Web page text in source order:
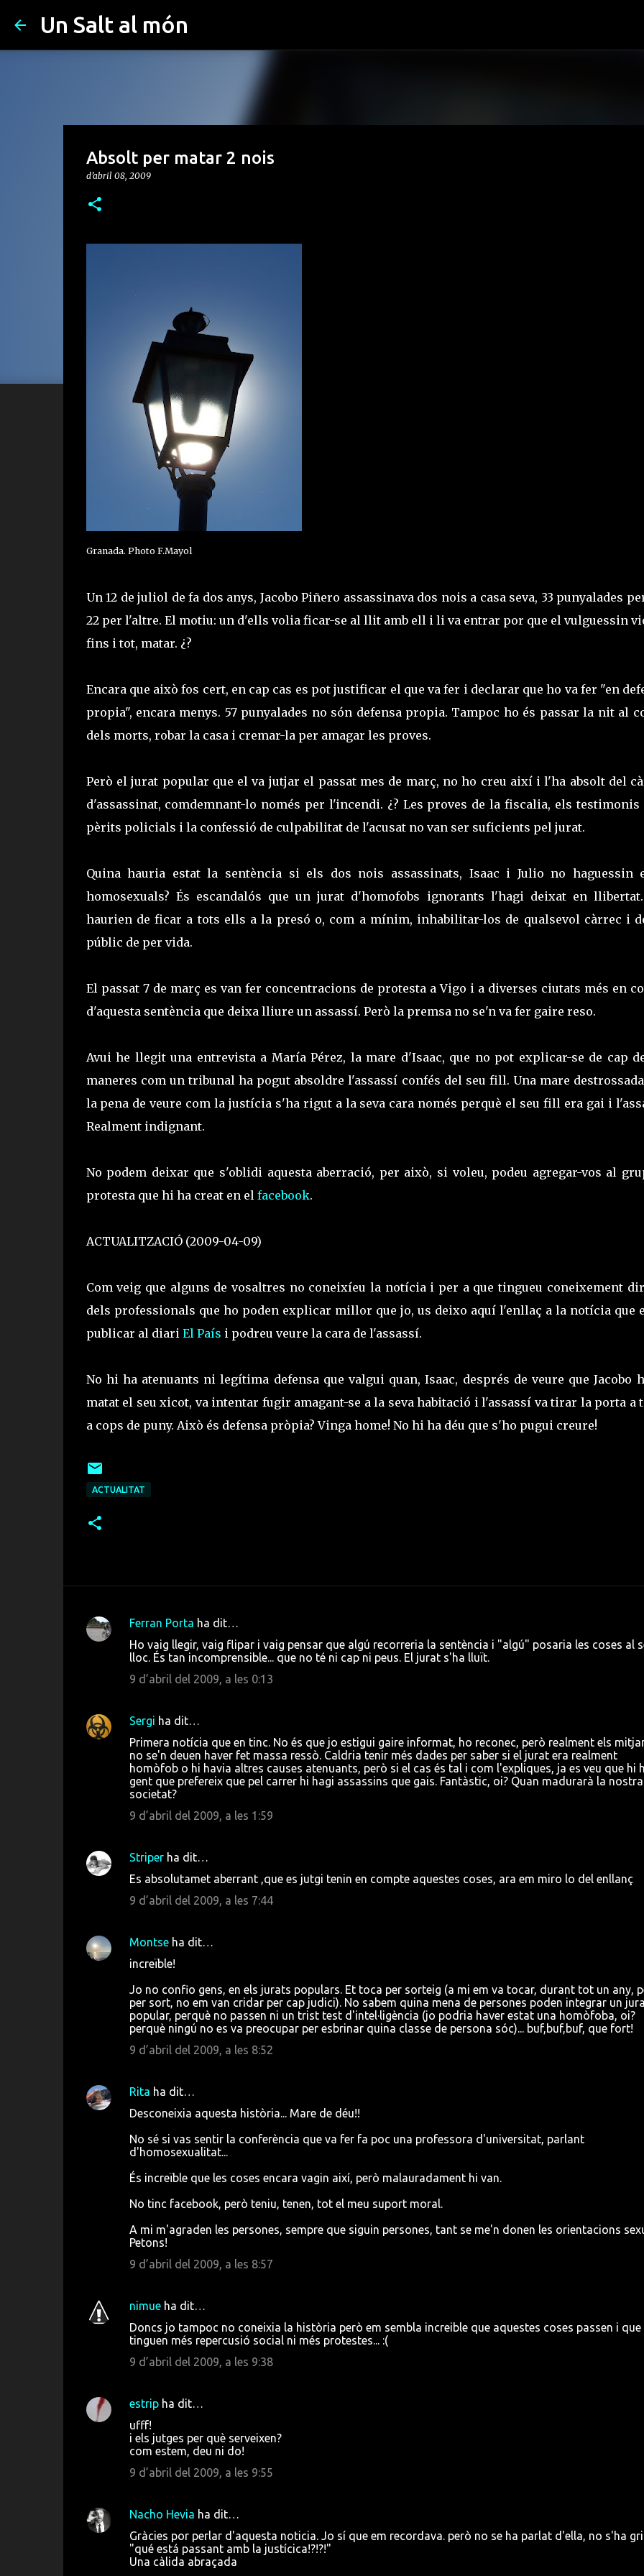
Un Salt al món
Absolt per matar 2 nois
d’abril 08, 2009
Granada. Photo F.Mayol
Un 12 de juliol de fa dos anys, Jacobo Piñero assassinava dos nois a casa seva, 33 punyalades
22 per l'altre. El motiu: un d'ells volia ficar-se al llit amb ell i li va entrar por que el vulguessin
fins i tot, matar. ¿?
Encara que això fos cert, en cap cas es pot justificar el que va fer i declarar que ho va fer "en
propia", encara menys. 57 punyalades no són defensa propia. Tampoc ho és passar la nit al
dels morts, robar la casa i cremar-la per amagar les proves.
Però el jurat popular que el va jutjar el passat mes de març, no ho creu així i l'ha absolt del
d'assassinat, comdemnant-lo només per l'incendi. ¿? Les proves de la fiscalia, els testimonis
pèrits policials i la confessió de culpabilitat de l'acusat no van ser suficients pel jurat.
Quina hauria estat la sentència si els dos nois assassinats, Isaac i Julio no haguessin
homosexuals? És escandalós que un jurat d'homofobs ignorants l'hagi deixat en
haurien de ficar a tots ells a la presó o, com a mínim, inhabilitar-los de qualsevol càrrec i
públic de per vida.
El passat 7 de març es van fer concentracions de protesta a Vigo i a diverses ciutats més en
d'aquesta sentència que deixa lliure un assassí. Però la premsa no se'n va fer gaire reso.
Avui he llegit una entrevista a María Pérez, la mare d'Isaac, que no pot explicar-se de cap
maneres com un tribunal ha pogut absoldre l'assassí confés del seu fill. Una mare
la pena de veure com la justícia s'ha rigut a la seva cara només perquè el seu fill era gai i
Realment indignant.
No podem deixar que s'oblidi aquesta aberració, per això, si voleu, podeu agregar-vos al
protesta que hi ha creat en el facebook.
ACTUALITZACIÓ (2009-04-09)
Com veig que alguns de vosaltres no coneixíeu la notícia i per a que tingueu coneixement
dels professionals que ho poden explicar millor que jo, us deixo aquí l'enllaç a la notícia que
publicar al diari El País i podreu veure la cara de l'assassí.
No hi ha atenuants ni legítima defensa que valgui quan, Isaac, després de veure que Jacobo
matat el seu xicot, va intentar fugir amagant-se a la seva habitació i l'assassí va tirar la porta a
a cops de puny. Això és defensa pròpia? Vinga home! No hi ha déu que s'ho pugui creure!
ACTUALITAT
C
n
t
Ferran Porta ha dit…
Ho vaig llegir, vaig flipar i vaig pensar que algú recorreria la sentència i "algú" posaria les coses al
lloc. És tan incomprensible... que no té ni cap ni peus. El jurat s'ha lluït.
9 d’abril del 2009, a les 0:13
Sergi ha dit…
Primera notícia que en tinc. No és que jo estigui gaire informat, ho reconec, però realment els
no se'n deuen haver fet massa ressò. Caldria tenir més dades per saber si el jurat era realment
homòfob o hi havia altres causes atenuants, però si el cas és tal i com l'expliques, ja es veu que hi
gent que prefereix que pel carrer hi hagi assassins que gais. Fantàstic, oi? Quan madurarà la nostra
societat?
9 d’abril del 2009, a les 1:59
Striperha dit…
Es absolutamet aberrant ,que es jutgi tenin en compte aquestes coses, ara em miro lo del enllanç
9 d’abril del 2009, a les 7:44
Montseha dit…
increïble!
Jo no confio gens, en els jurats populars. Et toca per sorteig (a mi em va tocar, durant tot un any,
per sort, no em van cridar per cap judici). No sabem quina mena de persones poden integrar un
popular, perquè no passen ni un trist test d'intel·ligència (jo podria haver estat una homòfoba, oi?
perquè ningú no es va preocupar per esbrinar quina classe de persona sóc)... buf,buf,buf, que fort!
9 d’abril del 2009, a les 8:52
Rita ha dit…
Desconeixia aquesta història... Mare de déu!!
No sé si vas sentir la conferència que va fer fa poc una professora d'universitat, parlant
d'homosexualitat...
És increïble que les coses encara vagin així, però malauradament hi van.
No tinc facebook, però teniu, tenen, tot el meu suport moral.
A mi m'agraden les persones, sempre que siguin persones, tant se me'n donen les orientacions
Petons!
9 d’abril del 2009, a les 8:57
nimueha dit…
Doncs jo tampoc no coneixia la història però em sembla increible que aquestes coses passen i que
tinguen més repercusió social ni més protestes... :(
9 d’abril del 2009, a les 9:38
estripha dit…
ufff!
i els jutges per què serveixen?
com estem, deu ni do!
9 d’abril del 2009, a les 9:55
Nacho Hevia ha dit…
Gràcies por perlar d'aquesta noticia. Jo sí que em recordava. però no se ha parlat d'ella, no s'ha
"qué está passant amb la justícica!?!?!"
Una càlida abraçada